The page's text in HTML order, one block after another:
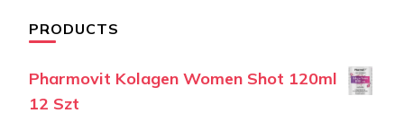
PRODUCTS
Pharmovit Kolagen Women Shot 120ml
12 Szt